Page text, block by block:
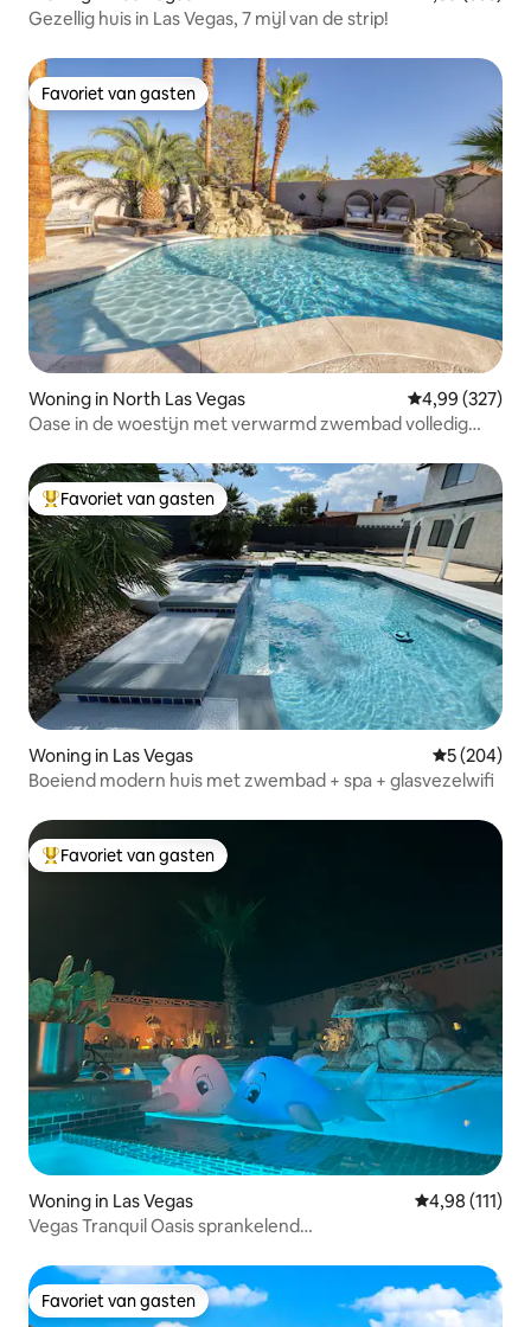
Gezellig huis in Las Vegas, 7 mijl van de strip!
Favoriet van gasten
Favoriet van gasten
Woning in North Las Vegas Gemiddelde
4,99 (327)
Oase in de woestijn met verwarmd zwembad volledig
Topfavoriet van gasten
Favoriet van gasten
Woning in Las Vegas
5 (204)
Boeiend modern huis met zwembad + spa + glasvezelwifi
Topfavoriet van gasten
Favoriet van gasten
Woning in Las Vegas Gemiddelde
4,98 (111)
Vegas Tranquil Oasis sprankelend
Favoriet van gasten
Favoriet van gasten